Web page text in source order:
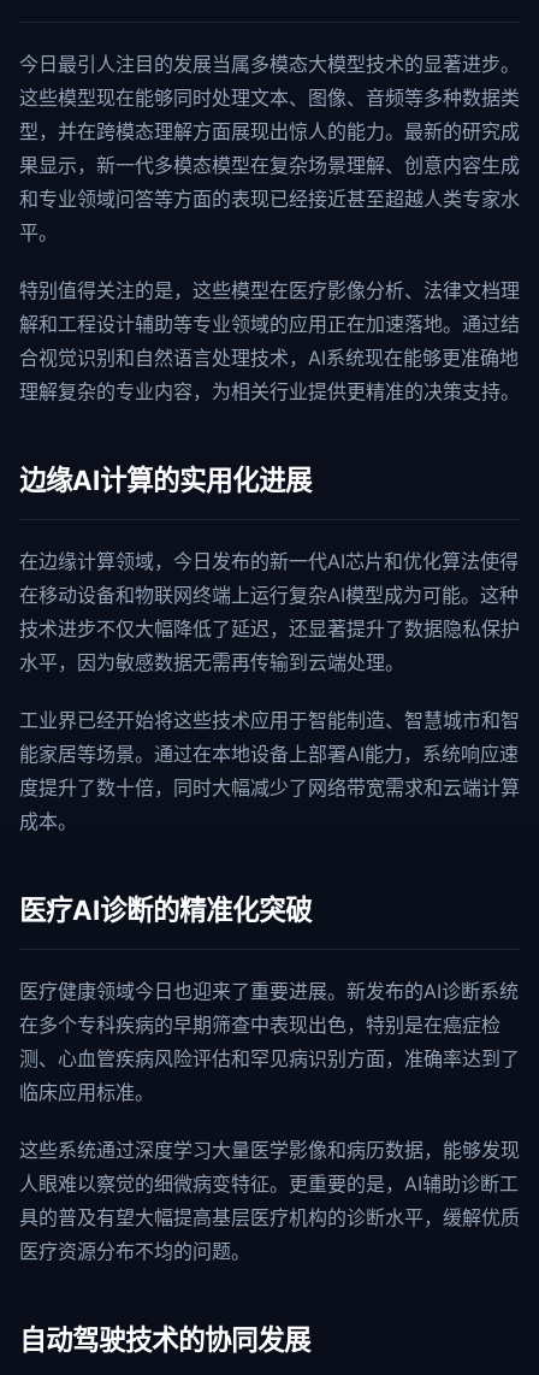
今日最引人注目的发展当属多模态大模型技术的显著进步。
这些模型现在能够同时处理文本、图像、音频等多种数据类
型，并在跨模态理解方面展现出惊人的能力。最新的研究成
果显示，新一代多模态模型在复杂场景理解、创意内容生成
和专业领域问答等方面的表现已经接近甚至超越人类专家水
平。
特别值得关注的是，这些模型在医疗影像分析、法律文档理
解和工程设计辅助等专业领域的应用正在加速落地。通过结
合视觉识别和自然语言处理技术，AI系统现在能够更准确地
理解复杂的专业内容，为相关行业提供更精准的决策支持。
边缘AI计算的实用化进展
在边缘计算领域，今日发布的新一代AI芯片和优化算法使得
在移动设备和物联网终端上运行复杂AI模型成为可能。这种
技术进步不仅大幅降低了延迟，还显著提升了数据隐私保护
水平，因为敏感数据无需再传输到云端处理。
工业界已经开始将这些技术应用于智能制造、智慧城市和智
能家居等场景。通过在本地设备上部署AI能力，系统响应速
度提升了数十倍，同时大幅减少了网络带宽需求和云端计算
成本。
医疗AI诊断的精准化突破
医疗健康领域今日也迎来了重要进展。新发布的AI诊断系统
在多个专科疾病的早期筛查中表现出色，特别是在癌症检
测、心血管疾病风险评估和罕见病识别方面，准确率达到了
临床应用标准。
这些系统通过深度学习大量医学影像和病历数据，能够发现
人眼难以察觉的细微病变特征。更重要的是，AI辅助诊断工
具的普及有望大幅提高基层医疗机构的诊断水平，缓解优质
医疗资源分布不均的问题。
自动驾驶技术的协同发展